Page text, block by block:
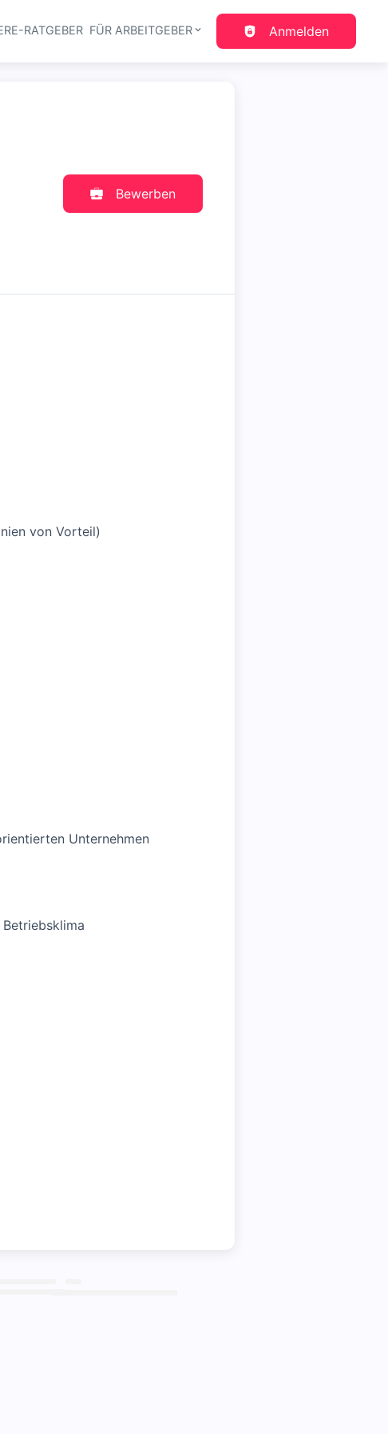
Navigation
RATGEBER FÜR ARBEITGEBER Anmelden
Bewerben
von Vorteil)
Unternehmen